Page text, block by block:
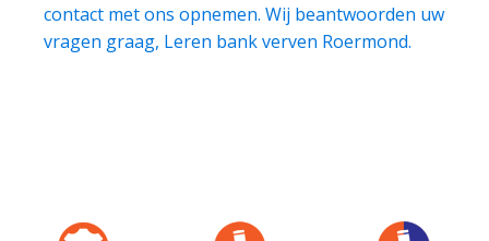
contact met ons opnemen. Wij beantwoorden uw
vragen graag, Leren bank verven Roermond.